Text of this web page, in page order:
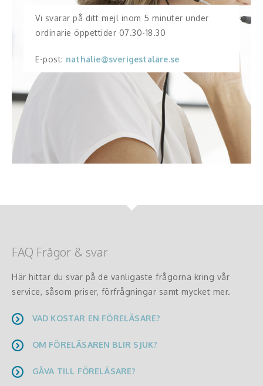
Vi svarar på ditt mejl inom 5 minuter under
ordinarie öppettider 07.30-18.30
E-post: nathalie@sverigestalare.se
FAQ Frågor & svar
Här hittar du svar på de vanligaste frågorna kring vår
service, såsom priser, förfrågningar samt mycket mer.
VAD KOSTAR EN FÖRELÄSARE?
OM FÖRELÄSAREN BLIR SJUK?
GÅVA TILL FÖRELÄSARE?